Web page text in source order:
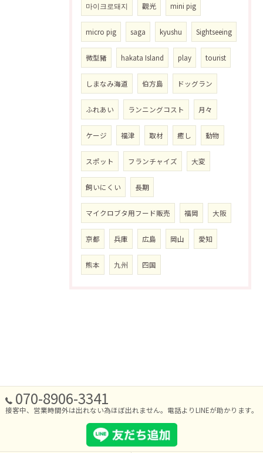
마이크로돼지 觀光 mini pig
micro pig saga kyushu Sightseeing
微型豬 hakata Island play tourist
しまなみ海道 伯方島 ドッグラン
ふれあい ランニングコスト 月々
ケージ 福津 取材 癒し 動物
スポット フランチャイズ 大変
飼いにくい 長期
マイクロブタ用フード販売 福岡 大阪
京都 兵庫 広島 岡山 愛知
熊本 九州 四国
070-8906-3341
接客中、営業時間外は出れない為ほぼ出れません。電話よりLINEが助かります。